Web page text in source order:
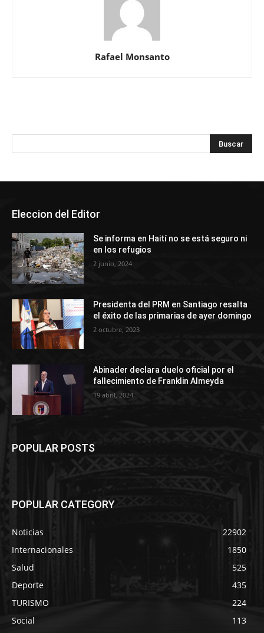
Rafael Monsanto
Eleccion del Editor
Se informa en Haití no se está seguro ni
en los refugios
2 junio, 2024
Presidenta del PRM en Santiago resalta
el éxito de las primarias de ayer domingo
2 octubre, 2023
Abinader declara duelo oficial por el
fallecimiento de Franklin Almeyda
19 abril, 2024
POPULAR POSTS
POPULAR CATEGORY
Noticias
22902
Internacionales
1850
Salud
525
Deporte
435
TURISMO
224
Social
113